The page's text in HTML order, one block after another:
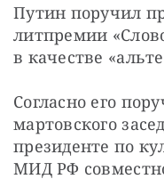
Путин поручил
литпремии
в качестве
Согласно его
мартовского
президенте по
МИД РФ